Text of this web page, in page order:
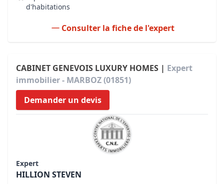
d'habitations
Consulter la fiche de l'expert
CABINET GENEVOIS LUXURY HOMES | Expert
immobilier - MARBOZ (01851)
Demander un devis
Expert
HILLION STEVEN